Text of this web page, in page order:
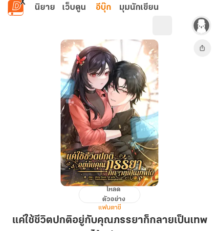
ข้ามไปยังเนื้อหาหลัก
นิยาย เว็บตูน อีบุ๊ก มุมนักเขียน
ชีวิต
โหลด
ตัวอย่าง
แฟนตาซี
แค่ใช้ชีวิตปกติอยู่กับคุณภรรยาก็กลายเป็นเทพ